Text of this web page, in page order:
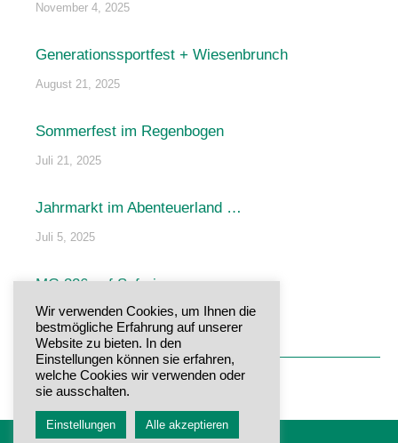
November 4, 2025
Generationssportfest + Wiesenbrunch
August 21, 2025
Sommerfest im Regenbogen
Juli 21, 2025
Jahrmarkt im Abenteuerland …
Juli 5, 2025
MG 326 auf Safari
Juni 29, 2025
Wir verwenden Cookies, um Ihnen die
bestmögliche Erfahrung auf unserer
Website zu bieten. In den
Einstellungen können sie erfahren,
welche Cookies wir verwenden oder
sie ausschalten.
Einstellungen Alle akzeptieren